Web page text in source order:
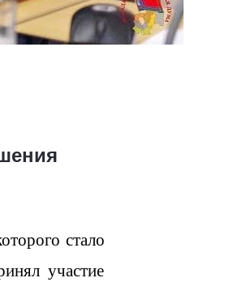
стало
участие